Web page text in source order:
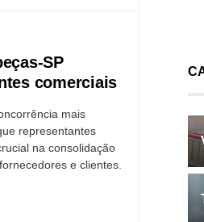
SP
comerciais
mais
representantes
na consolidação
e clientes.